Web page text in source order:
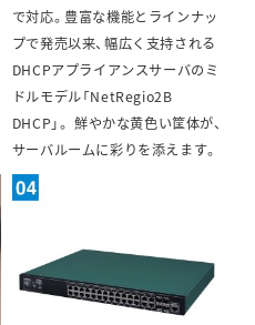
で対応。豊富な機能とラインナッ
プで発売以来、幅広く支持される
DHCPアプライアンスサーバのミ
ドルモデル「NetRegio2B
DHCP」。 鮮やかな黄色い筐体が、
サーバルームに彩りを添えます。